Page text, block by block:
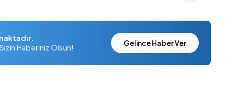
Haberiniz Olsun!
Gelince Haber Ver